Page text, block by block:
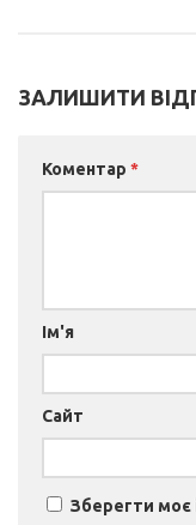
ЗАЛИШИТИ
Коментар *
Ім'я
Сайт
Зберегти моє